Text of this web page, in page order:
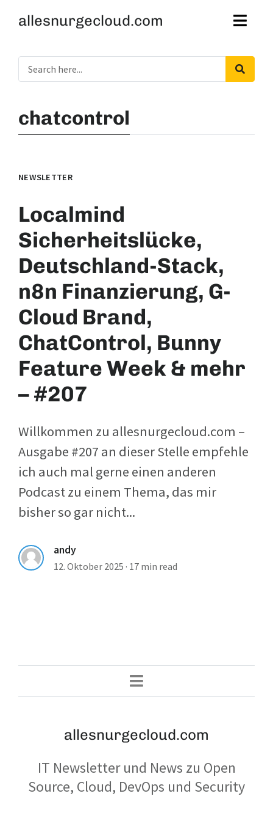
allesnurgecloud.com
chatcontrol
NEWSLETTER
Localmind
Sicherheitslücke,
Deutschland-Stack,
n8n Finanzierung, G-
Cloud Brand,
ChatControl, Bunny
Feature Week & mehr
– #207
Willkommen zu allesnurgecloud.com –
Ausgabe #207 an dieser Stelle empfehle
ich auch mal gerne einen anderen
Podcast zu einem Thema, das mir
bisher so gar nicht...
andy
12. Oktober 2025 · 17 min read
allesnurgecloud.com
IT Newsletter und News zu Open
Source, Cloud, DevOps und Security